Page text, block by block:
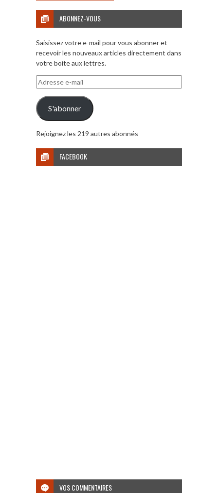
ABONNEZ-VOUS
Saisissez votre e-mail pour vous abonner et
recevoir les nouveaux articles directement dans
votre boite aux lettres.
Adresse
e-
mail
S'abonner
Rejoignez les 219 autres abonnés
FACEBOOK
VOS COMMENTAIRES